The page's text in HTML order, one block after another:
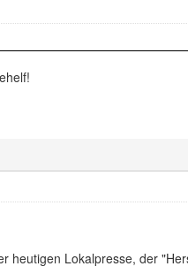
heutigen Lokalpresse, der